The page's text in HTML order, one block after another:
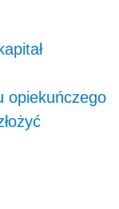
opiekuńczego